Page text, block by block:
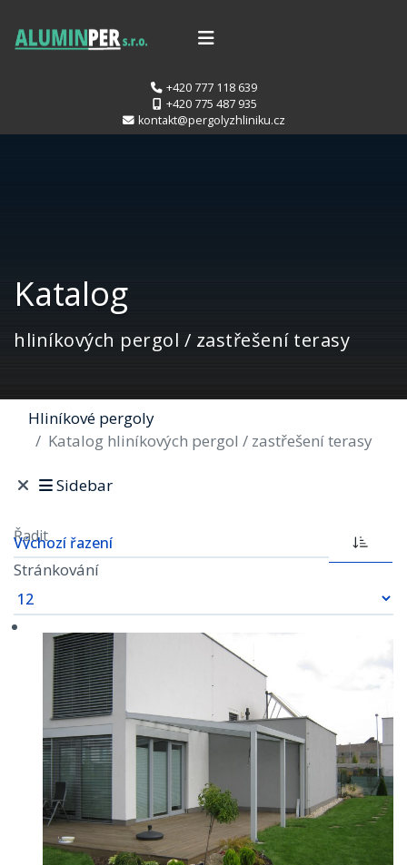
+420 777 118 639
+420 775 487 935
kontakt@pergolyzhliniku.cz
Katalog
hliníkových pergol / zastřešení terasy
Hliníkové pergoly
Katalog hliníkových pergol / zastřešení terasy
Sidebar
Řadit
Stránkování